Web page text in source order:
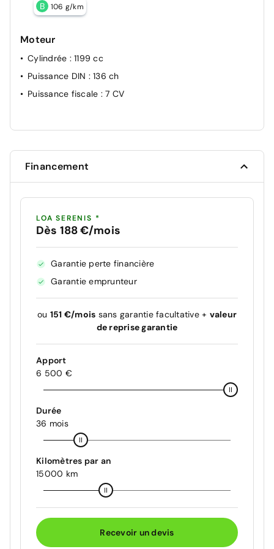
B 106 g/km
Moteur
Cylindrée : 1199 cc
Puissance DIN : 136 ch
Puissance fiscale : 7 CV
Financement
LOA SERENIS *
Dès 188 €/mois
Garantie perte financière
Garantie emprunteur
ou 151 €/mois sans garantie facultative + valeur
de reprise garantie
Apport
6 500 €
Durée
36 mois
Kilomètres par an
15000 km
Recevoir un devis